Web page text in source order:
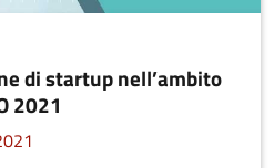
di startup nell’ambito
2021